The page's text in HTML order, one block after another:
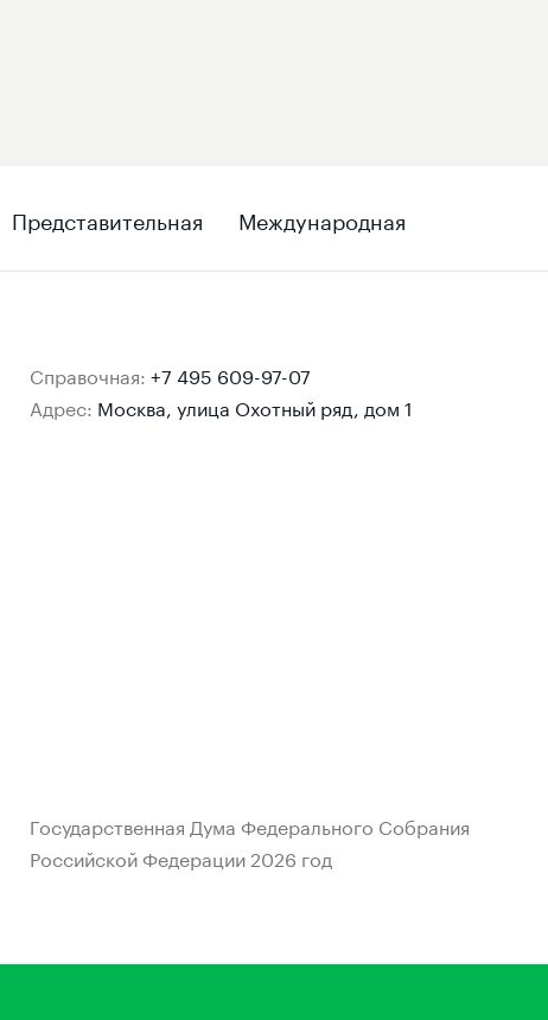
Представительная Международная
Справочная: +7 495 609-97-07
Адрес: Москва, улица Охотный ряд, дом 1
Государственная Дума Федерального Собрания
Российской Федерации 2026 год